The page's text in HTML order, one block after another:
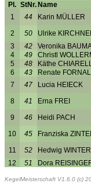
Pl. StNr.Name
1
44 Karin MÜLLER
2 50 Ulrike
3
42 Veronika
4
49 Christl
5
48 Käthe
6
43 Renate FORNAL
7
47 Lucia HEIECK
8 41 Erna FREI
9 46 Heidi PACH
10 45 Franziska ZINTEL
11 52 Hedwig
12
51 Dora
KegelMeisterschaft V1.6.0 (c)